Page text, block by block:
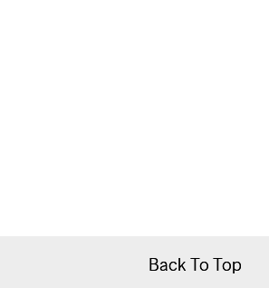
Back To Top
Back To Top